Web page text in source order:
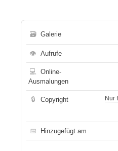
🗃 Galerie
👁 Aufrufe
💻
Online-
Ausmalungen
🔒 Copyright
Nur
📅 Hinzugefügt am